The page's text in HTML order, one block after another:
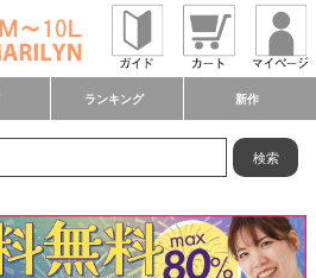
ランキング 新作
検索